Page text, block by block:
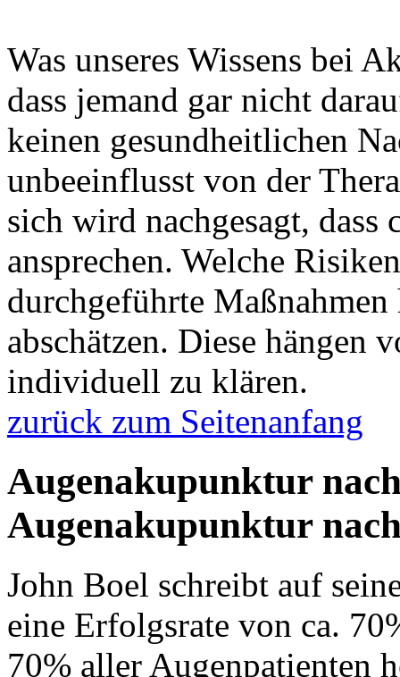
Was unseres Wissens bei
dass jemand gar nicht
keinen gesundheitlichen
unbeeinflusst von der
sich wird nachgesagt, dass
ansprechen. Welche
durchgeführte
abschätzen. Diese hängen
individuell zu klären.
zurück zum Seitenanfang
Augenakupunktur
Augenakupunktur
John Boel schreibt auf
eine Erfolgsrate von ca.
70% aller Augenpatienten